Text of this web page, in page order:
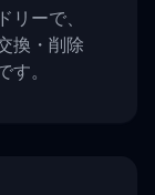
ーで、
換・削除
。